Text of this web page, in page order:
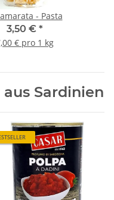
- Pasta
3,50 € *
€ pro 1 kg
Sardinien